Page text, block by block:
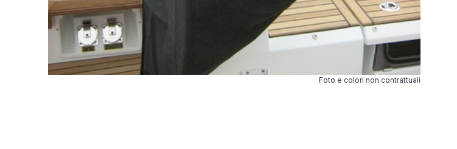
Foto e colori non contrattuali